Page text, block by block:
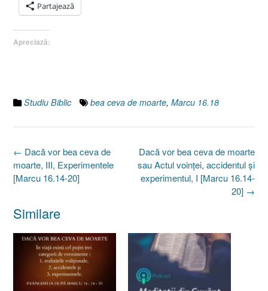
Partajează
Apreciază:
Studiu Biblic bea ceva de moarte, Marcu 16.18
Post
navigation
Dacă vor bea ceva de moarte
sau Actul voinţei, accidentul şi
experimentul, I [Marcu 16.14-
20] →
← Dacă vor bea ceva de
moarte, III, Experimentele
[Marcu 16.14-20]
Similare